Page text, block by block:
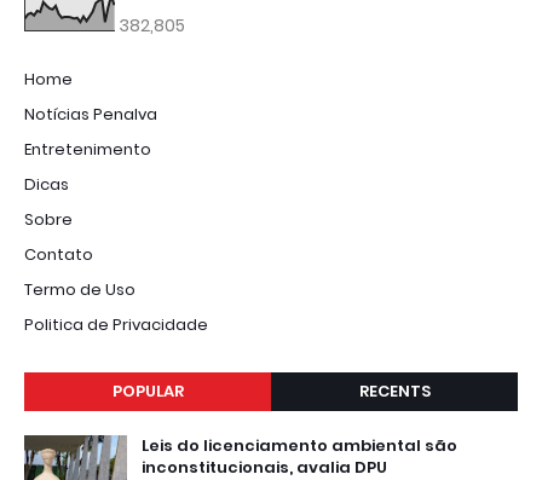
382,805
Home
Notícias Penalva
Entretenimento
Dicas
Sobre
Contato
Termo de Uso
Politica de Privacidade
POPULAR RECENTS
Leis do licenciamento ambiental são
inconstitucionais, avalia DPU